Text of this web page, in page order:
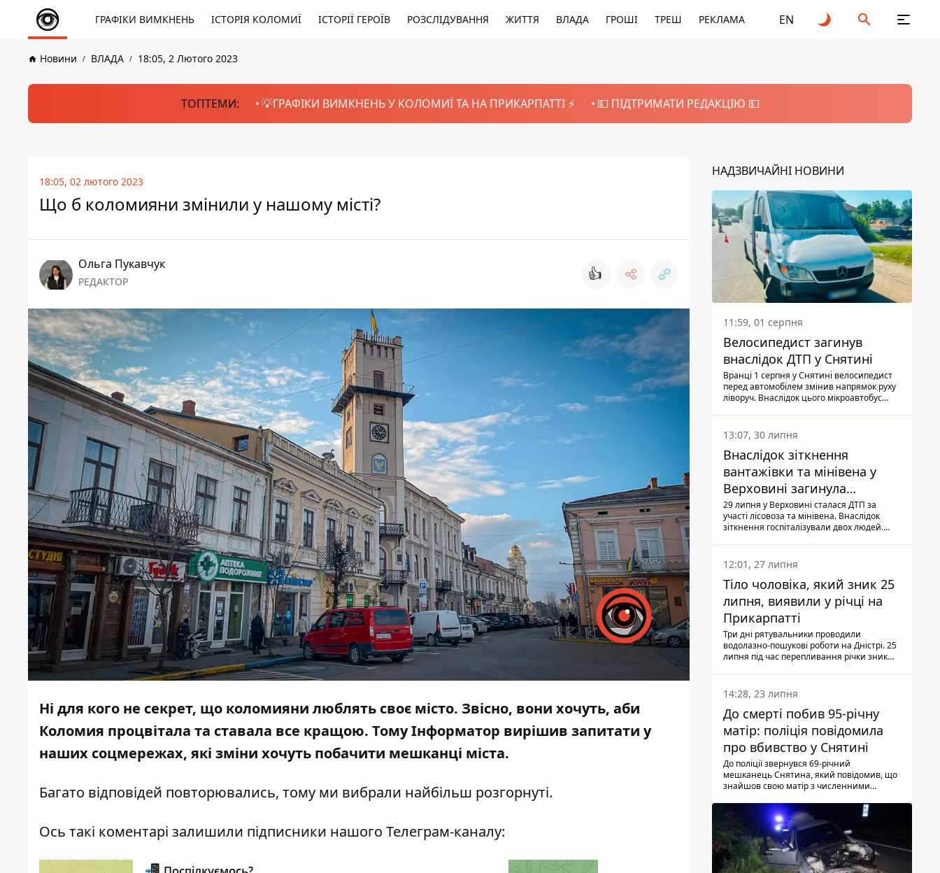
ГРАФІКИ ВИМКНЕНЬ ІСТОРІЯ КОЛОМИЇ ІСТОРІЇ ГЕРОЇВ РОЗСЛІДУВАННЯ ЖИТТЯ ВЛАДА ГРОШІ ТРЕШ РЕКЛАМА EN
Новини ВЛАДА 18:05, 2 Лютого 2023
ТОПТЕМИ: 💡ГРАФІКИ ВИМКНЕНЬ У КОЛОМИЇ ТА НА ПРИКАРПАТТІ ⚡️ 💵 ПІДТРИМАТИ РЕДАКЦІЮ 💵
18:05, 02 лютого 2023
Що б коломияни змінили у нашому місті?
Ольга Пукавчук
РЕДАКТОР 👍
Ні для кого не секрет, що коломияни люблять своє місто. Звісно, вони хочуть, аби
Коломия процвітала та ставала все кращою. ТомуІнформатор вирішив запитати у
наших соцмережах, які зміни хочуть побачити мешканці міста.
Багато відповідей повторювались, тому ми вибрали найбільш розгорнуті.
Ось такі коментарі залишили підписники нашого Телеграм-каналу:
НАДЗВИЧАЙНІ НОВИНИ
11:59, 01 серпня
Велосипедист загинув
внаслідок ДТП у Снятині
Вранці 1 серпня у Снятині велосипедист
перед автомобілем змінив напрямок руху
ліворуч. Внаслідок цього мікроавтобус
13:07, 30 липня
Внаслідок зіткнення
вантажівки та мінівена у
Верховині загинула
пасажирка, водійка - у
лікарні
29 липня у Верховині сталася ДТП за
участі лісовоза та мінівена. Внаслідок
зіткнення госпіталізували двох людей.
Також травми отримала водійка
автомобіля.
12:01, 27 липня
Тіло чоловіка, який зник 25
липня, виявили у річці на
Прикарпатті
Три дні рятувальники проводили
водолазно-пошукові роботи на Дністрі. 25
липня під час перепливання річки зник
виявили тіло.
14:28, 23 липня
До смерті побив 95-річну
матір: поліція повідомила
про вбивство у Снятині
До поліції звернувся 69-річний
мешканець Снятина, який повідомив, що
знайшов свою матір з численними
з'ясували правоохоронці, ці травми жінці
наніс її син.